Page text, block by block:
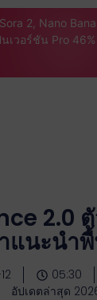
2, Nano
เวอร์ชัน Pro 46%
2.0
แนะนำ
05:30
อัปเดตล่าสุด